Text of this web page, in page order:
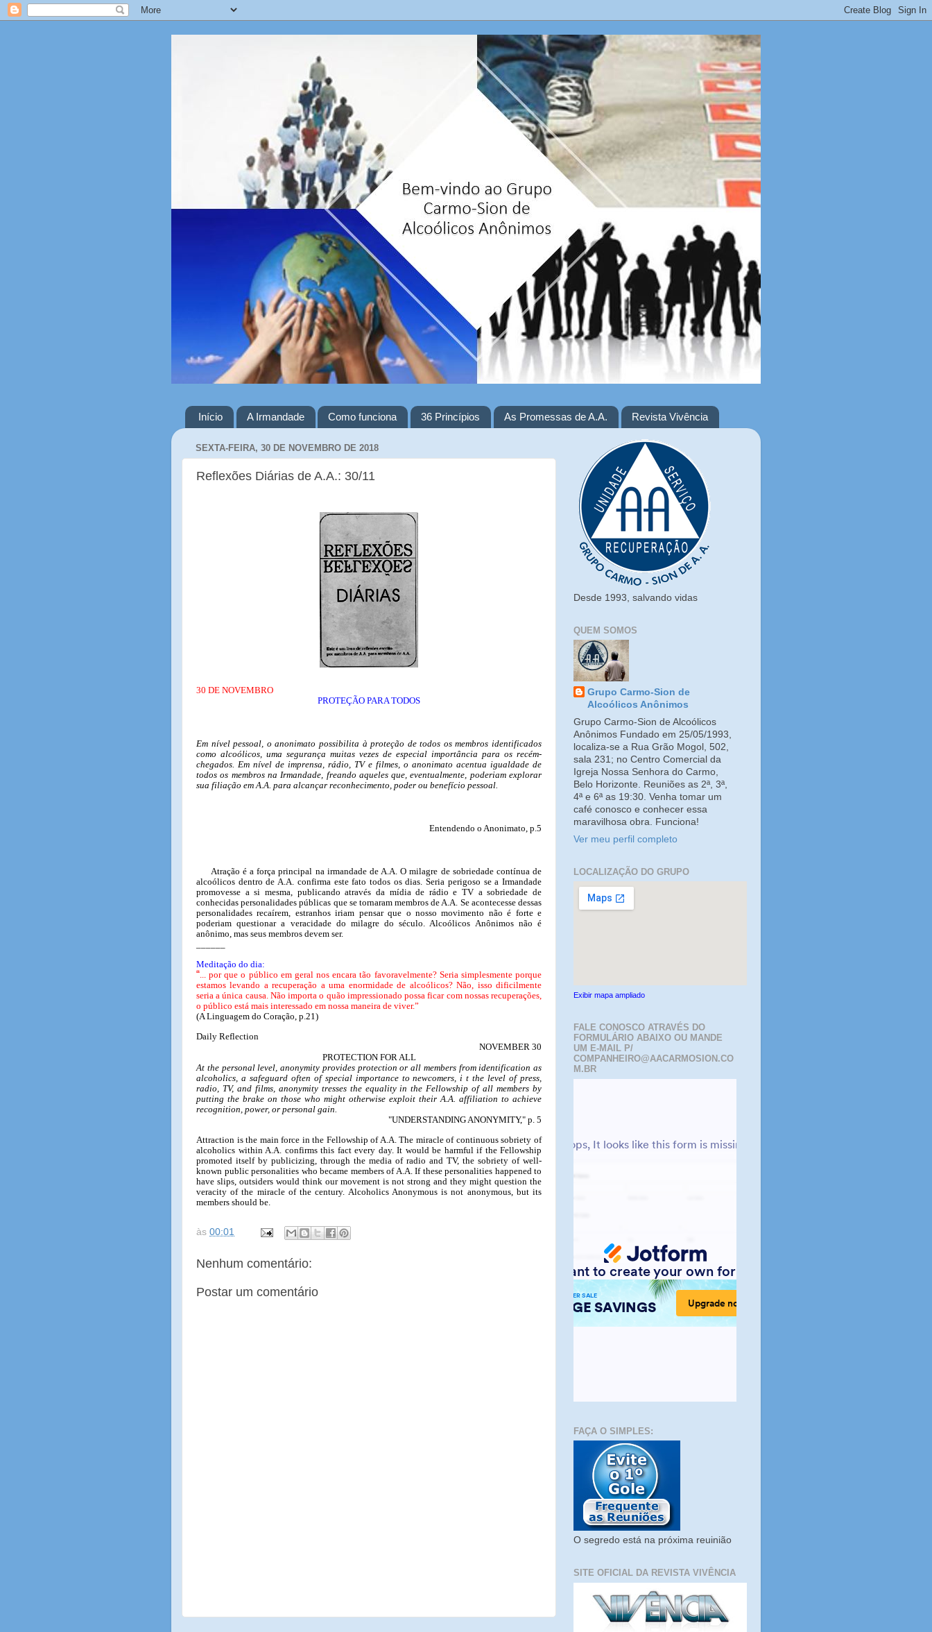
Início A Irmandade Como funciona 36 Princípios As Promessas de A.A. Revista Vivência
SEXTA-FEIRA, 30 DE NOVEMBRO DE 2018
Reflexões Diárias de A.A.: 30/11
30 DE NOVEMBRO
PROTEÇÃO PARA TODOS
Em nível pessoal, o anonimato possibilita à proteção de todos os membros identificados
como alcoólicos, uma segurança muitas vezes de especial importância para os recém-
chegados. Em nível de imprensa, rádio, TV e filmes, o anonimato acentua igualdade de
todos os membros na Irmandade, freando aqueles que, eventualmente, poderiam explorar
sua filiação em A.A. para alcançar reconhecimento, poder ou benefício pessoal.
Entendendo o Anonimato, p.5
Atração é a força principal na irmandade de A.A. O milagre de sobriedade contínua de
alcoólicos dentro de A.A. confirma este fato todos os dias. Seria perigoso se a Irmandade
promovesse a si mesma, publicando através da mídia de rádio e TV a sobriedade de
conhecidas personalidades públicas que se tornaram membros de A.A. Se acontecesse dessas
personalidades recaírem, estranhos iriam pensar que o nosso movimento não é forte e
poderiam questionar a veracidade do milagre do século. Alcoólicos Anônimos não é
anônimo, mas seus membros devem ser.
Meditação do dia:
“ ... por que o público em geral nos encara tão favoravelmente? Seria simplesmente porque
estamos levando a recuperação a uma enormidade de alcoólicos? Não, isso dificilmente
seria a única causa. Não importa o quão impressionado possa ficar com nossas recuperações,
o público está mais interessado em nossa maneira de viver.”
(A Linguagem do Coração, p.21)
Daily Reflection
NOVEMBER 30
PROTECTION FOR ALL
At the personal level, anonymity provides protection or all members from identification as
alcoholics, a safeguard often of special importance to newcomers, i t the level of press,
radio, TV, and films, anonymity tresses the equality in the Fellowship of all members by
putting the brake on those who might otherwise exploit their A.A. affiliation to achieve
recognition, power, or personal gain.
"UNDERSTANDING ANONYMITY," p. 5
Attraction is the main force in the Fellowship of A.A. The miracle of continuous sobriety of
alcoholics within A.A. confirms this fact every day. It would be harmful if the Fellowship
promoted itself by publicizing, through the media of radio and TV, the sobriety of well-
known public personalities who became members of A.A. If these personalities happened to
have slips, outsiders would think our movement is not strong and they might question the
veracity of the miracle of the century. Alcoholics Anonymous is not anonymous, but its
members should be.
às 00:01
Nenhum comentário:
Postar um comentário
Desde 1993, salvando vidas
QUEM SOMOS
Grupo Carmo-Sion de
Alcoólicos Anônimos
Grupo Carmo-Sion de Alcoólicos
Anônimos Fundado em 25/05/1993,
localiza-se a Rua Grão Mogol, 502,
sala 231; no Centro Comercial da
Igreja Nossa Senhora do Carmo,
Belo Horizonte. Reuniões as 2ª, 3ª,
4ª e 6ª as 19:30. Venha tomar um
café conosco e conhecer essa
maravilhosa obra. Funciona!
Ver meu perfil completo
LOCALIZAÇÃO DO GRUPO
Exibir mapa ampliado
FALE CONOSCO ATRAVÉS DO
FORMULÁRIO ABAIXO OU MANDE
UM E-MAIL P/
COMPANHEIRO@AACARMOSION.CO
M.BR
FAÇA O SIMPLES:
O segredo está na próxima reuinião
SITE OFICIAL DA REVISTA VIVÊNCIA